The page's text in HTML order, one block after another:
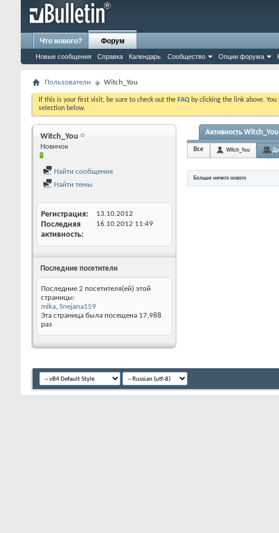
Что нового? Форум
Новые сообщения Справка Календарь Сообщество Опции форума
Пользователи Witch_You
If this is your first visit, be sure to check out the FAQ by clicking the link above.
selection below.
Witch_You
Новичок
Найти сообщения
Найти темы
Регистрация 13.10.2012
Последняя
активность
16.10.2012 11:49
Последние посетители
Последние 2 посетителя(ей) этой
страницы:
mika, Snejana159
Эта страница была посещена 17,988
раз
Активность Witch_You
Все Witch_You
Больше ничего нового